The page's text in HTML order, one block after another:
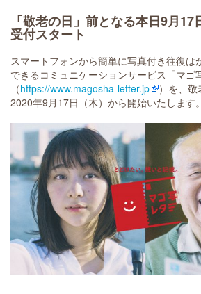
「敬老の日」前となる本日9月17
受付スタート
スマートフォンから簡単に写真付き往復は
できるコミュニケーションサービス「マゴ
（https://www.magosha-letter.jp
）を、
2020年9月17日（木）から開始いたします。